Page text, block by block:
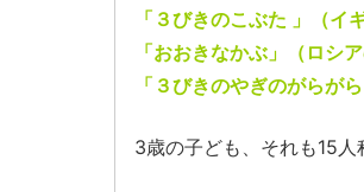
「３びきのこぶた 」（イ
「おおきなかぶ」（ロシア
「３びきのやぎのがらが
3歳の子ども、それも15人